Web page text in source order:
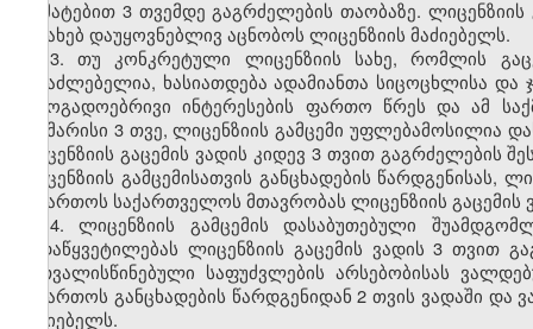
დამატებით 3 თვემდე გაგრძელების თაობაზე.
შესახებ დაუყოვნებლივ აცნობოს ლიცენზიის მაძიებელს.
13. თუ კონკრეტული ლიცენზიის სახე, რომლის
შესაძლებელია, ხასიათდება ადამიანთა სიცოცხლისა
საზოგადოებრივი ინტერესების ფართო წრეს და ამ
საკმარისი 3 თვე, ლიცენზიის გამცემი
ლიცენზიის გაცემის ვადის კიდევ 3 თვით გაგრძელების
ლიცენზიის გამცემისათვის განცხადების
მიმართოს საქართველოს მთავრობას ლიცენზიის გაცემის
14. ლიცენზიის გამცემის დასაბუთებული
გადაწყვეტილებას ლიცენზიის გაცემის ვადის 3 თვით
გათვალისწინებული საფუძვლების არსებობისას
მიმართოს განცხადების წარდგენიდან 2 თვის ვადაში
მაძიებელს.